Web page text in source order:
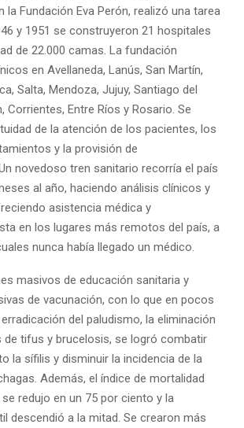
la Fundación Eva Perón, realizó una tarea
y 1951 se construyeron 21 hospitales
de 22.000 camas. La fundación
en Avellaneda, Lanús, San Martín,
Salta, Mendoza, Jujuy, Santiago del
Corrientes, Entre Ríos y Rosario. Se
de la atención de los pacientes, los
y la provisión de
novedoso tren sanitario recorría el país
al año, haciendo análisis clínicos y
asistencia médica y
en los lugares más remotos del país, a
nunca había llegado un médico.
masivos de educación sanitaria y
de vacunación, con lo que en pocos
del paludismo, la eliminación
de tifus y brucelosis, se logró combatir
la sífilis y disminuir la incidencia de la
Además, el índice de mortalidad
redujo en un 75 por ciento y la
descendió a la mitad. Se crearon más